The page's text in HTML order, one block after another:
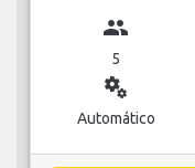
group
5
miscellaneous_services
Automático